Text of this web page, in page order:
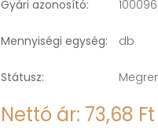
Gyári azonosító:
Mennyiségi egység: db
Státusz:
Nettó ár: 73,68 Ft